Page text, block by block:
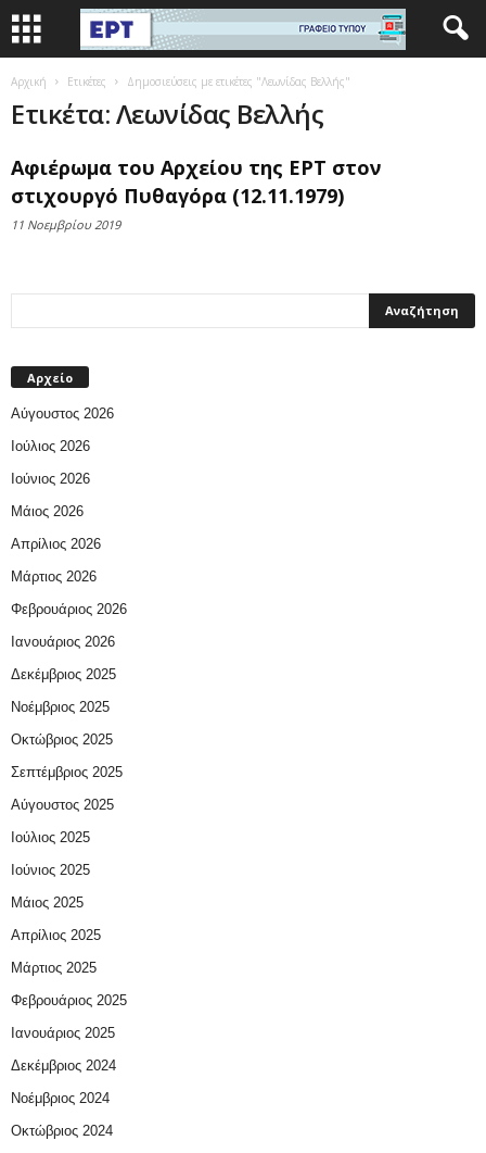
Αρχική Ετικέτες Δημοσιεύσεις με ετικέτες "Λεωνίδας Βελλής"
Ετικέτα: Λεωνίδας Βελλής
Αφιέρωμα του Αρχείου της ΕΡΤ στον
στιχουργό Πυθαγόρα (12.11.1979)
11 Νοεμβρίου 2019
Αρχείο
Αύγουστος 2026
Ιούλιος 2026
Ιούνιος 2026
Μάιος 2026
Απρίλιος 2026
Μάρτιος 2026
Φεβρουάριος 2026
Ιανουάριος 2026
Δεκέμβριος 2025
Νοέμβριος 2025
Οκτώβριος 2025
Σεπτέμβριος 2025
Αύγουστος 2025
Ιούλιος 2025
Ιούνιος 2025
Μάιος 2025
Απρίλιος 2025
Μάρτιος 2025
Φεβρουάριος 2025
Ιανουάριος 2025
Δεκέμβριος 2024
Νοέμβριος 2024
Οκτώβριος 2024